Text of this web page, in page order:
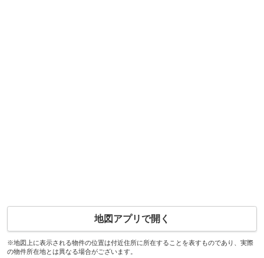
地図アプリで開く
※地図上に表示される物件の位置は付近住所に所在することを表すものであり、実際
の物件所在地とは異なる場合がございます。